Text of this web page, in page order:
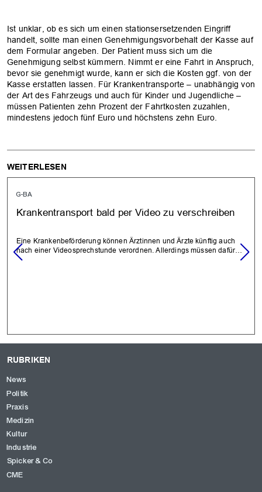
Ist unklar, ob es sich um einen stationsersetzenden Eingriff
handelt, sollte man einen Genehmigungsvorbehalt der Kasse auf
dem Formular angeben. Der Patient muss sich um die
Genehmigung selbst kümmern. Nimmt er eine Fahrt in Anspruch,
bevor sie genehmigt wurde, kann er sich die Kosten ggf. von der
Kasse erstatten lassen. Für Krankentransporte – unabhängig von
der Art des Fahrzeugs und auch für Kinder und Jugendliche –
müssen Patienten zehn Prozent der Fahrtkosten zuzahlen,
mindestens jedoch fünf Euro und höchstens zehn Euro.
WEITERLESEN
G-BA
Krankentransport bald per Video zu verschreiben
Eine Krankenbeförderung können Ärztinnen und Ärzte künftig auch
nach einer Videosprechstunde verordnen. Allerdings müssen dafür…
RUBRIKEN
News
Politik
Praxis
Medizin
Kultur
Industrie
Spicker & Co
CME